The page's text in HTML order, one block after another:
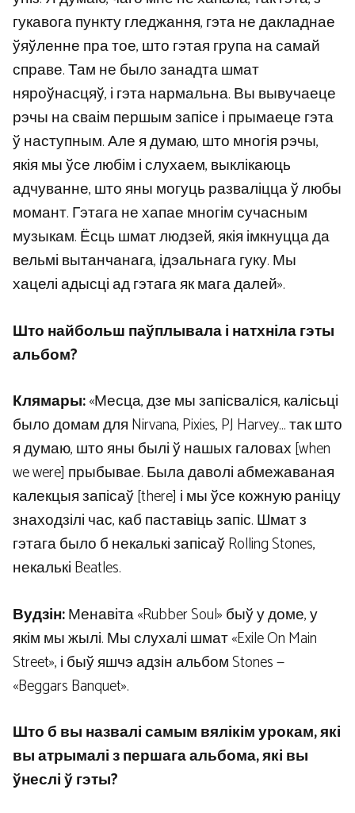
гукавога пункту гледжання, гэта не дакладнае
ўяўленне пра тое, што гэтая група на самай
справе. Там не было занадта шмат
няроўнасцяў, і гэта нармальна. Вы вывучаеце
рэчы на ​​сваім першым запісе і прымаеце гэта
ў наступным. Але я думаю, што многія рэчы,
якія мы ўсе любім і слухаем, выклікаюць
адчуванне, што яны могуць разваліцца ў любы
момант. Гэтага не хапае многім сучасным
музыкам. Ёсць шмат людзей, якія імкнуцца да
вельмі вытанчанага, ідэальнага гуку. Мы
хацелі адысці ад гэтага як мага далей».
Што найбольш паўплывала і натхніла гэты
альбом?
Клямары:«Месца, дзе мы запісваліся, калісьці
было домам для Nirvana, Pixies, PJ Harvey… так што
я думаю, што яны былі ў нашых галовах [when
we were] прыбывае. Была даволі абмежаваная
калекцыя запісаў [there] і мы ўсе кожную раніцу
знаходзілі час, каб паставіць запіс. Шмат з
гэтага было б некалькі запісаў Rolling Stones,
некалькі Beatles.
Вудзін:Менавіта «Rubber Soul» быў у доме, у
якім мы жылі. Мы слухалі шмат «Exile On Main
Street», і быў яшчэ адзін альбом Stones —
«Beggars Banquet».
Што б вы назвалі самым вялікім урокам, які
вы атрымалі з першага альбома, які вы
ўнеслі ў гэты?